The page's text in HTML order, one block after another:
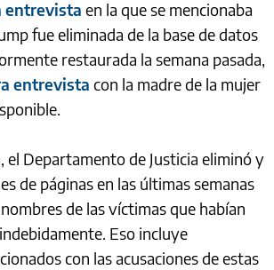
entrevista en la que se mencionaba
fue eliminada de la base de datos
restaurada la semana pasada,
entrevista con la madre de la mujer
el Departamento de Justicia eliminó y
de páginas en las últimas semanas
de las víctimas que habían
Eso incluye
con las acusaciones de estas